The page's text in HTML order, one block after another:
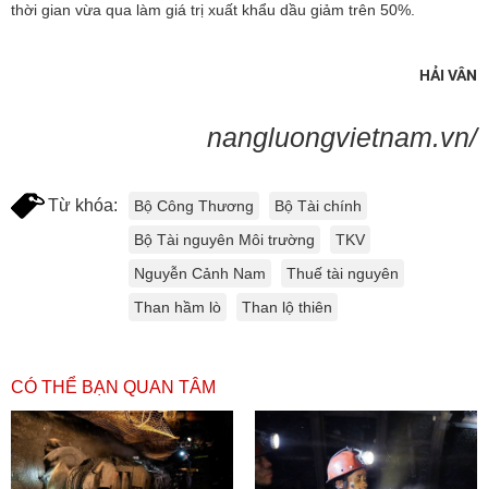
thời gian vừa qua làm giá trị xuất khẩu dầu giảm trên 50%.
HẢI VÂN
nangluongvietnam.vn/
Từ khóa: Bộ Công Thương
Bộ Tài chính
Bộ Tài nguyên Môi trường
TKV
Nguyễn Cảnh Nam
Thuế tài nguyên
Than hầm lò
Than lộ thiên
CÓ THỂ BẠN QUAN TÂM